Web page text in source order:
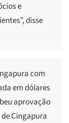
e
disse
com
em dólares
aprovação
Cingapura